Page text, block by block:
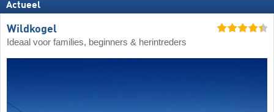
Actueel
Wildkogel
Ideaal voor families, beginners & herintreders